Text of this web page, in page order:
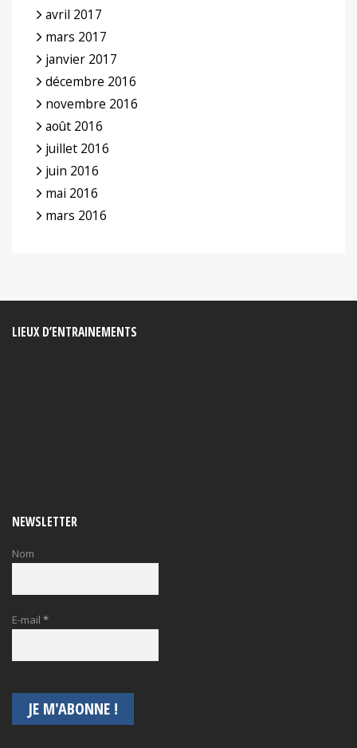
avril 2017
mars 2017
janvier 2017
décembre 2016
novembre 2016
août 2016
juillet 2016
juin 2016
mai 2016
mars 2016
LIEUX D’ENTRAINEMENTS
NEWSLETTER
Nom
E-mail *